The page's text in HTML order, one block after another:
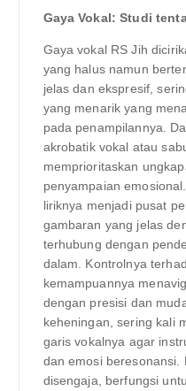
Gaya Vokal: Studi
Gaya vokal RS Jih
yang halus namun
jelas dan ekspresif,
yang menarik yang
pada penampilannya.
akrobatik vokal atau
memprioritaskan
penyampaian
liriknya menjadi pusat
gambaran yang jelas
terhubung dengan
dalam. Kontrolnya
kemampuannya
dengan presisi dan
keheningan, sering kali
garis vokalnya agar
dan emosi beresonansi.
disengaja, berfungsi